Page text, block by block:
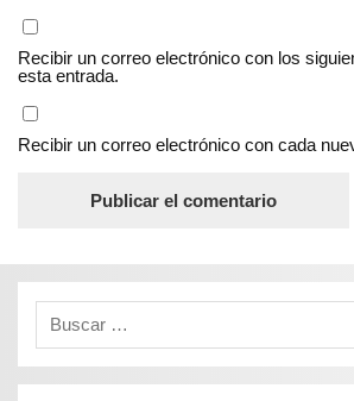
Recibir un correo electrónico con los
esta entrada.
Recibir un correo electrónico con cada